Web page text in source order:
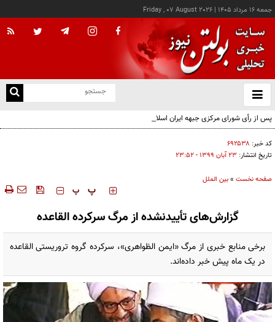
جمعه ۱۶ مرداد ۱۴۰۵ |
Friday , 07 August 2026
باز
و
پس از رأی شورای مرکزی جبهه ایران اسلامی؛ اعضای حقیقی و حقوقی دفتر سیاسی مشخص
شدند
کد خبر: ۶۹۲۵۳۸
تاریخ انتشار: ۲۳ آبان ۱۳۹۹ - ۲۳:۵۲
صفحه نخست »بین الملل
‍‍‍ پ پ
گزارش‌های تأییدنشده از مرگ سرکرده القاعده
برخی منابع خبری از مرگ «ایمن الظواهری»، سرکرده گروه تروریستی القاعده
در یک ماه پیش خبر داده‌اند.